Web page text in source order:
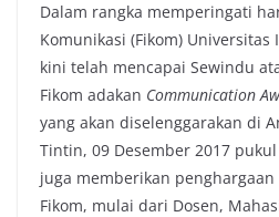
Dalam rangka memperingati
Komunikasi (Fikom) Universitas
kini telah mencapai Sewindu
Fikom adakan Communication
yang akan diselenggarakan di
Tintin, 09 Desember 2017
juga memberikan
Fikom, mulai dari Dosen,